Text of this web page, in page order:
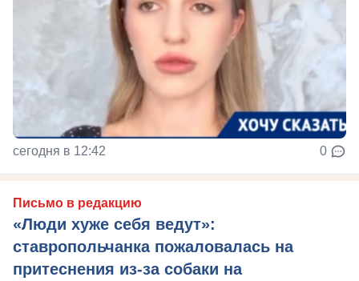
сегодня в 12:42 0
Письмо в редакцию
«Люди хуже себя ведут»:
ставропольчанка пожаловалась на
притеснения из-за собаки на